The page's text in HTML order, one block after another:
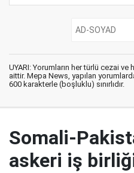
UYARI: Yorumların her türlü cezai
aittir. Mepa News, yapılan
600 karakterle (boşluklu) sınırlıdır.
Somali-
askeri iş